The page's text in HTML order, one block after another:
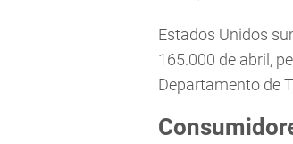
Estados Unidos
165.000 de abril,
Departamento de